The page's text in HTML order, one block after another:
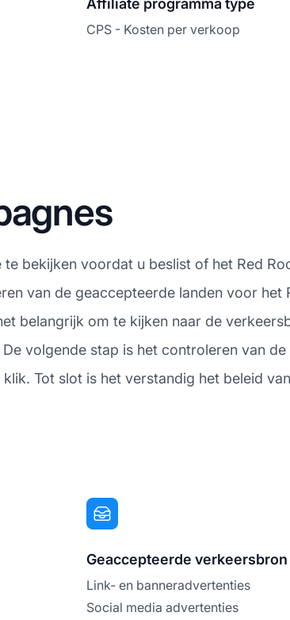
CPS - Kosten per verkoop
bekijken voordat u beslist of het Red
van de geaccepteerde landen voor het
belangrijk om te kijken naar de
volgende stap is het controleren van de
Tot slot is het verstandig het beleid
Geaccepteerde verkeersbron
Link- en banneradvertenties
Social media advertenties